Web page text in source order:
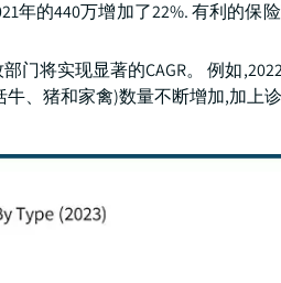
年的440万增加了22%. 有利的保
将实现显著的CAGR。 例如
、猪和家禽)数量不断增加,加上